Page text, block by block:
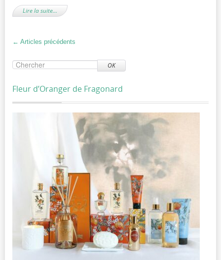
Lire la suite…
← Articles précédents
OK
Fleur d’Oranger de Fragonard